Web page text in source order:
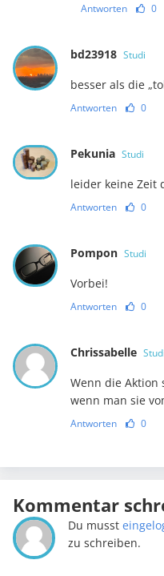
Antworten 0
bd23918 Studi
besser als die
Antworten 0
Pekunia Studi
leider keine Zeit
Antworten 0
Pompon Studi
Vorbei!
Antworten 0
Chrissabelle Studi
Wenn die Aktion
wenn man sie
Antworten 0
Kommentar
Du musst
zu schreiben.